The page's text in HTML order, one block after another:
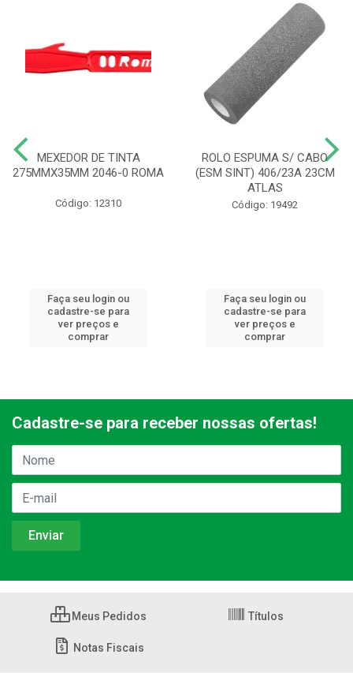
MEXEDOR DE TINTA
275MMX35MM 2046-0 ROMA
Código: 12310
Faça seu login ou
cadastre-se para
ver preços e
comprar
ROLO ESPUMA S/ CABO
(ESM SINT) 406/23A 23CM
ATLAS
Código: 19492
Faça seu login ou
cadastre-se para
ver preços e
comprar
Cadastre-se para receber nossas ofertas!
Meus Pedidos Títulos
Notas Fiscais